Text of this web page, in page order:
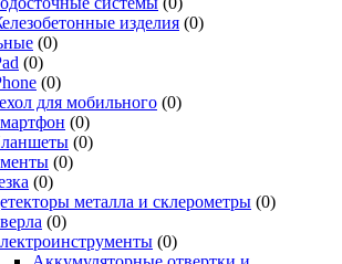
изделия (0)
(0)
(0)
(0)
для мобильного (0)
(0)
(0)
(0)
(0)
металла и склерометры (0)
(0)
(0)